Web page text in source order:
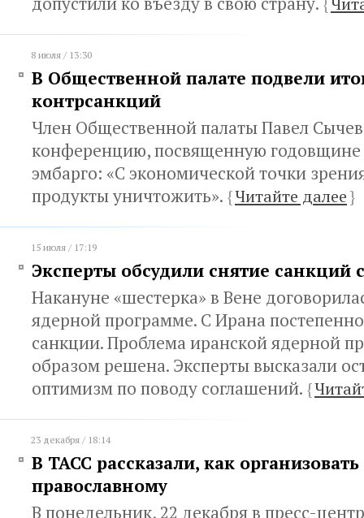
8 июля / 13:30
В Общественной палате подвели
контрсанкций
Член Общественной палаты Павел
конференцию, посвященную годовщине
эмбарго: «С экономической точки
продукты уничтожить». {Читайте далее}
15 июля / 17:19
Эксперты обсудили снятие санкций
Накануне «шестерка» в Вене
ядерной программе. С Ирана
санкции. Проблема иранской ядерной
образом решена. Эксперты высказали
оптимизм по поводу соглашений. {
23 декабря / 18:14
В ТАСС рассказали, как
православному
В понедельник, 22 декабря в пресс-